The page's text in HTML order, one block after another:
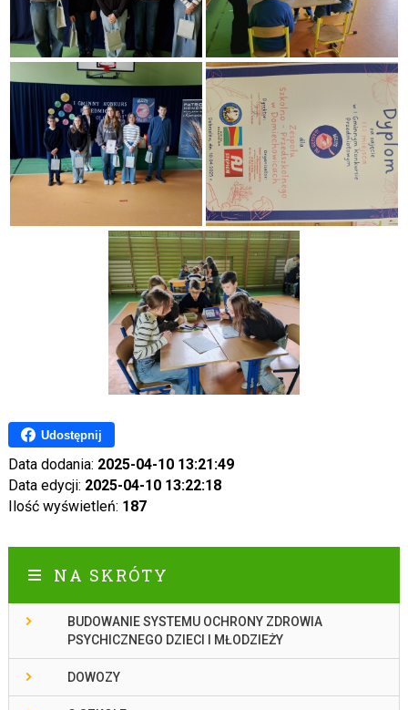
Udostępnij
Data dodania: 2025-04-10 13:21:49
Data edycji: 2025-04-10 13:22:18
Ilość wyświetleń: 187
NA SKRÓTY
BUDOWANIE SYSTEMU OCHRONY ZDROWIA
PSYCHICZNEGO DZIECI I MŁODZIEŻY
DOWOZY